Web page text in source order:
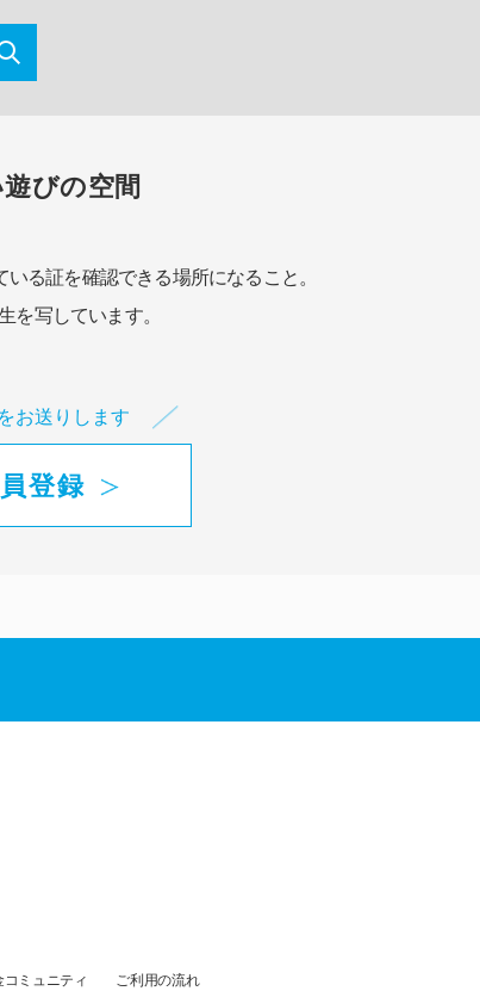
びの空間
る証を確認できる場所になること。
を写しています。
お送りします
登録
コミュニティ ご利用の流れ